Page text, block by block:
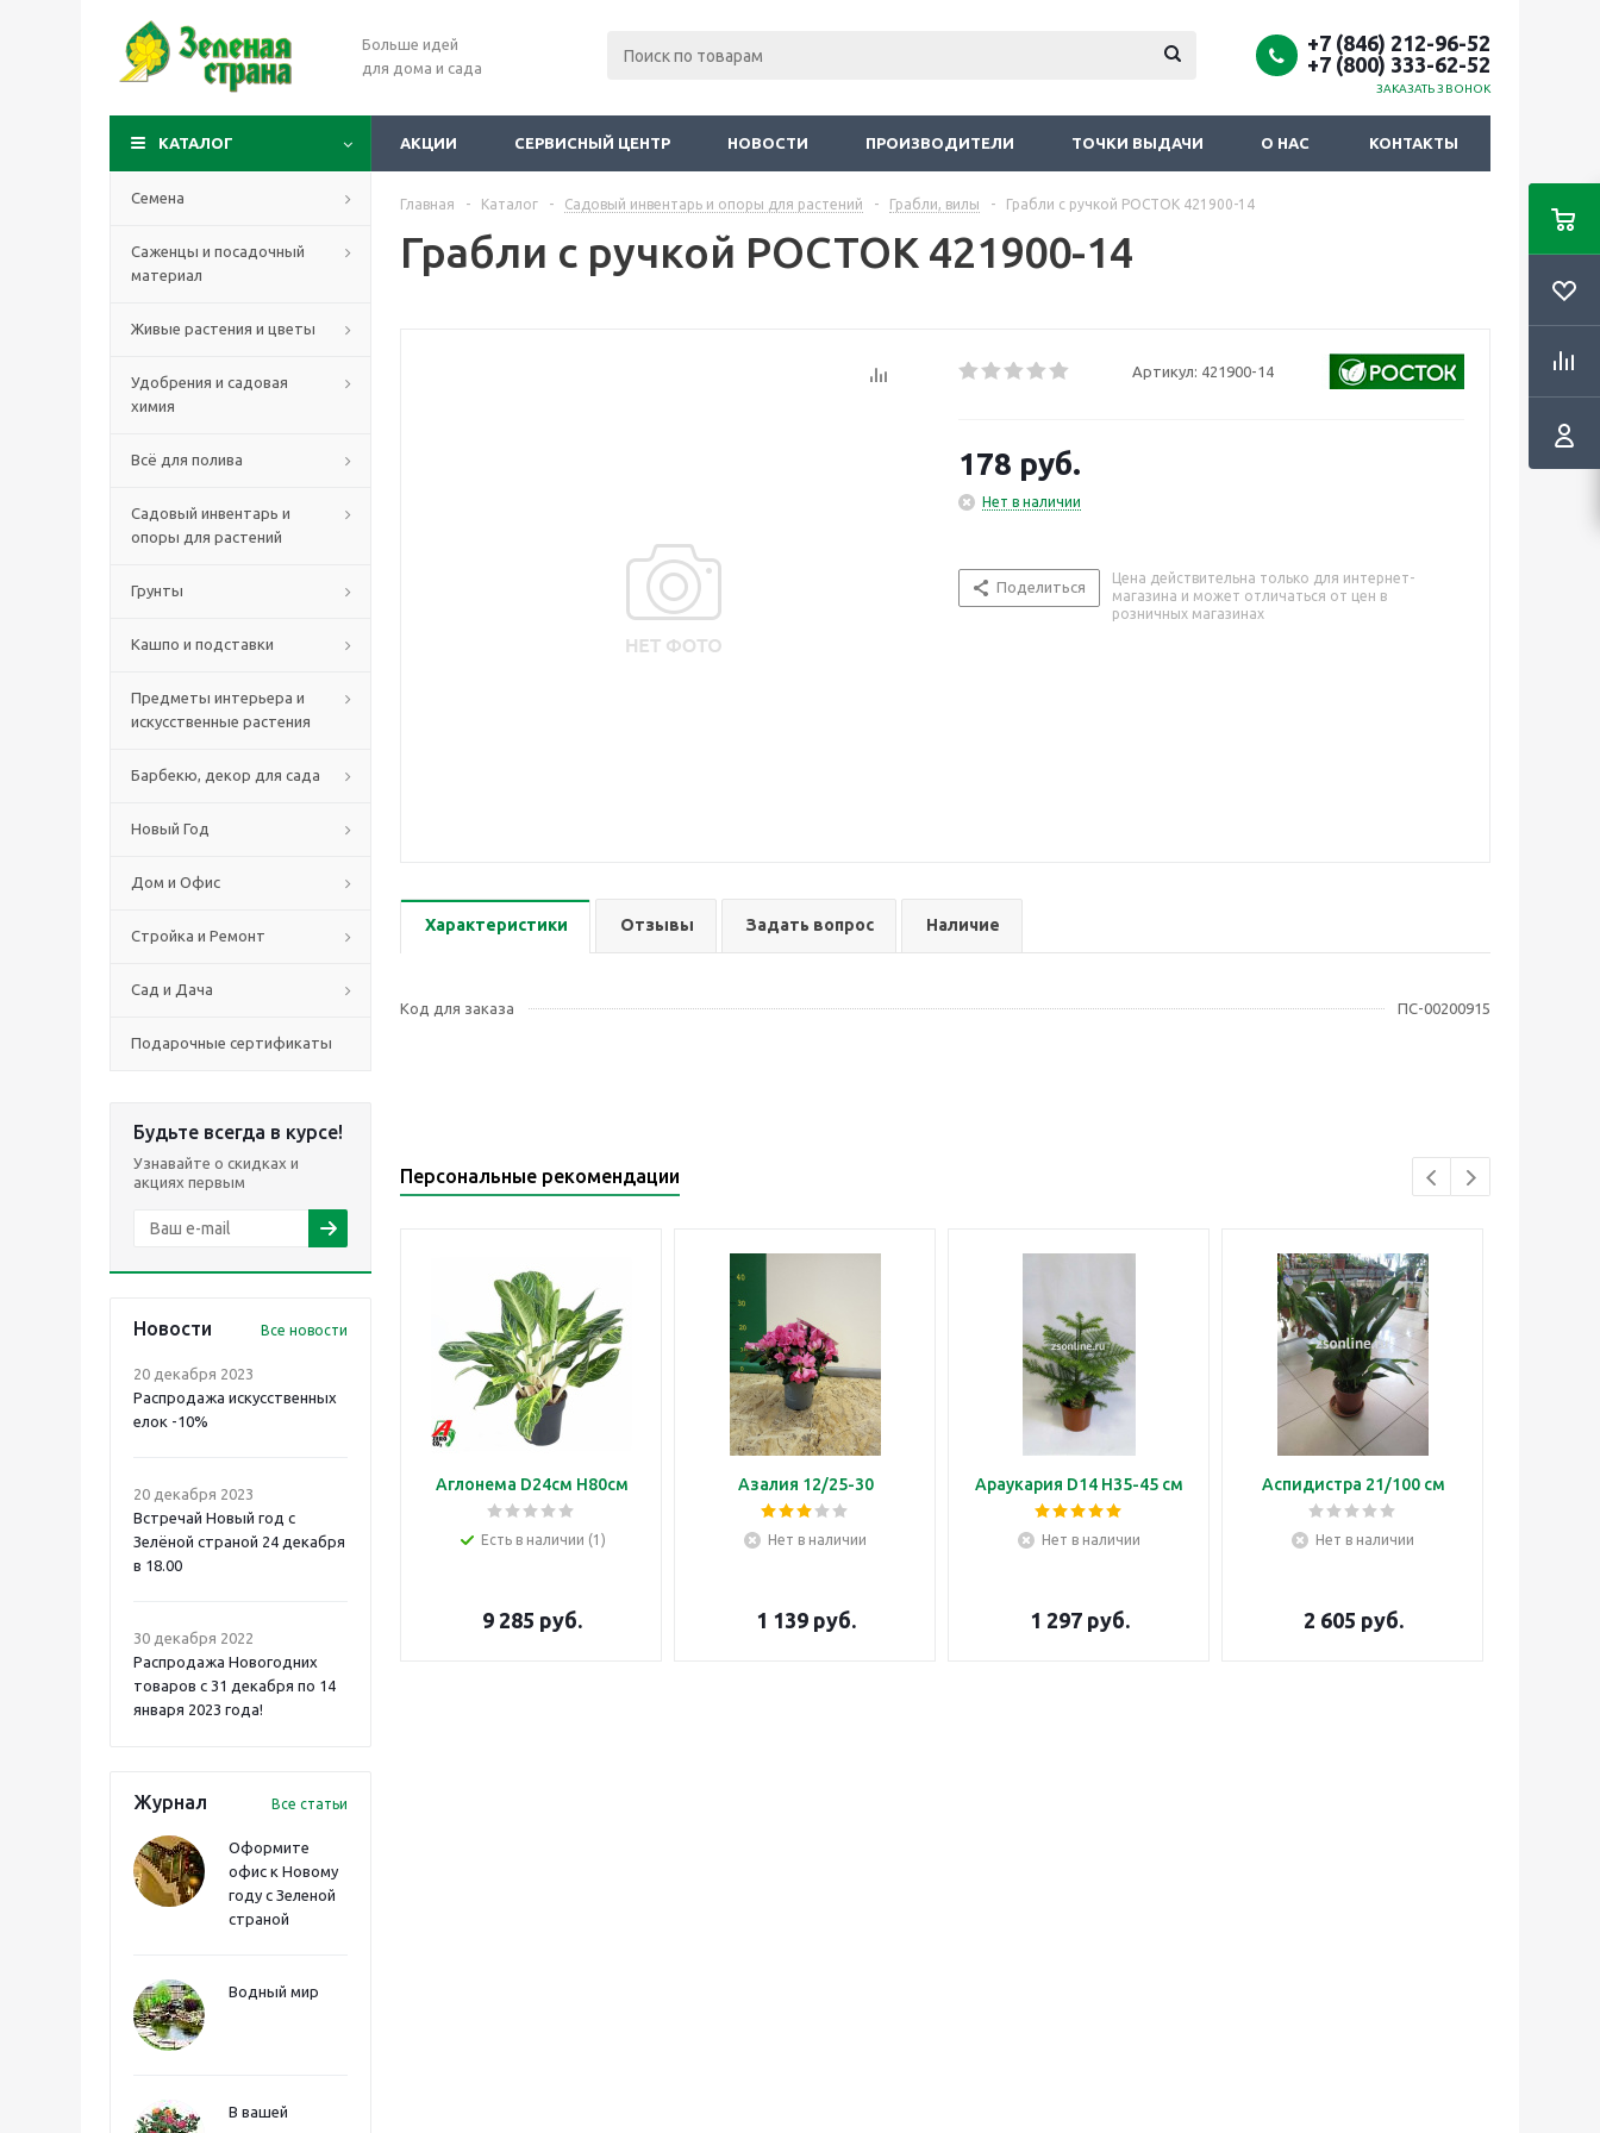
Больше идей
для дома и сада
+7 (846) 212-96-52
+7 (800) 333-62-52
ЗАКАЗАТЬ ЗВОНОК
КАТАЛОГ АКЦИИ СЕРВИСНЫЙ ЦЕНТР НОВОСТИ ПРОИЗВОДИТЕЛИ ТОЧКИ ВЫДАЧИ О НАС КОНТАКТЫ
Семена
Саженцы и посадочный
материал
Живые растения и цветы
Удобрения и садовая
химия
Всё для полива
Садовый инвентарь и
опоры для растений
Грунты
Кашпо и подставки
Предметы интерьера и
искусственные растения
Барбекю, декор для сада
Новый Год
Дом и Офис
Стройка и Ремонт
Сад и Дача
Подарочные сертификаты
Будьте всегда в курсе!
Узнавайте о скидках и
акциях первым
Новости Все новости
20 декабря 2023
Распродажа искусственных
елок -10%
20 декабря 2023
Встречай Новый год с
Зелёной страной 24 декабря
в 18.00
30 декабря 2022
Распродажа Новогодних
товаров с 31 декабря по 14
января 2023 года!
Журнал Все статьи
Оформите
офис к Новому
году с Зеленой
страной
Водный мир
В вашей
Главная - Каталог - Садовый инвентарь и опоры для растений - Грабли, вилы - Грабли с ручкой РОСТОК 421900-14
Грабли с ручкой РОСТОК 421900-14
Артикул: 421900-14
178 руб.
Нет в наличии
Поделиться
Цена действительна только для интернет-
магазина и может отличаться от цен в
розничных магазинах
Характеристики Отзывы Задать вопрос Наличие
Код для заказа ПС-00200915
Персональные рекомендации
Аглонема D24см H80см
Есть в наличии (1)
9 285 руб.
Азалия 12/25-30
Нет в наличии
1 139руб.
Араукария D14 H35-45 см
Нет в наличии
1 297руб.
Аспидистра 21/100 см
Нет в наличии
2 605 руб.